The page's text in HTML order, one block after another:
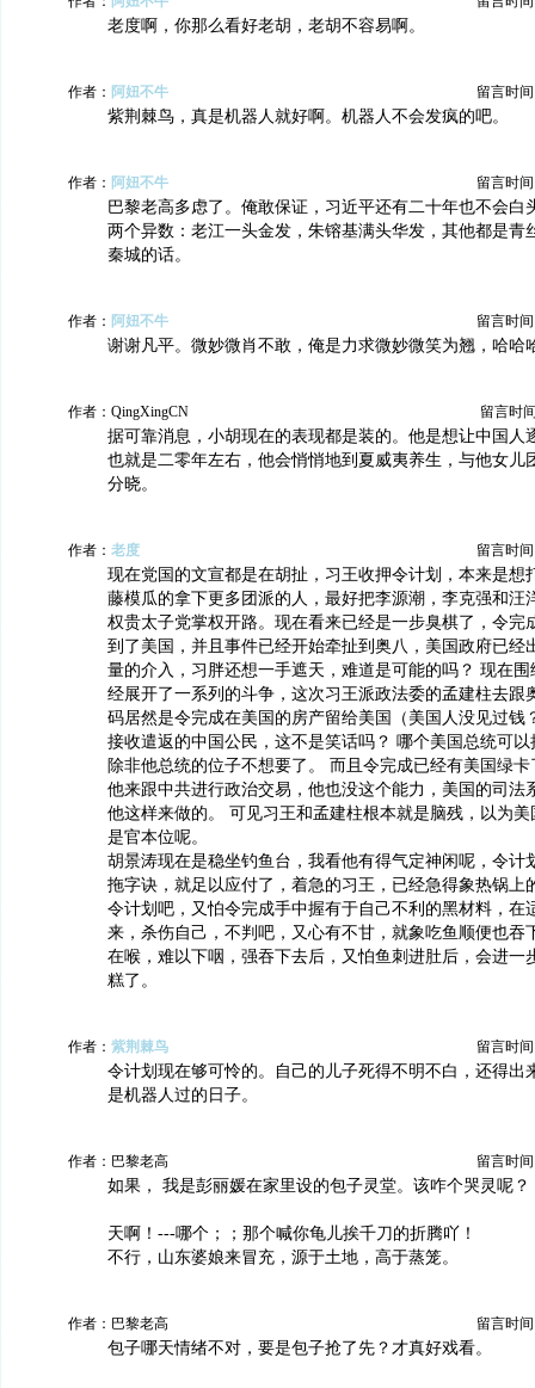
老度啊，你那么看好老胡，老胡不容易啊。
作者： 阿妞不牛 留言时间
紫荆棘鸟，真是机器人就好啊。机器人不会发疯的吧。
作者： 阿妞不牛 留言时间
巴黎老高多虑了。俺敢保证，习近平还有二十年也不会白
两个异数：老江一头金发，朱镕基满头华发，其他都是
秦城的话。
作者： 阿妞不牛 留言时间
谢谢凡平。微妙微肖不敢，俺是力求微妙微笑为翘，哈哈
作者：QingXingCN 留言时
据可靠消息，小胡现在的表现都是装的。他是想让中国人
也就是二零年左右，他会悄悄地到夏威夷养生，与他女儿
分晓。
作者： 老度 留言时间
现在党国的文宣都是在胡扯，习王收押令计划，本来是想
藤模瓜的拿下更多团派的人，最好把李源潮，李克强和汪
权贵太子党掌权开路。现在看来已经是一步臭棋了，令完
到了美国，并且事件已经开始牵扯到奥八，美国政府已经
量的介入，习胖还想一手遮天，难道是可能的吗？ 现在
经展开了一系列的斗争，这次习王派政法委的孟建柱去跟
码居然是令完成在美国的房产留给美国（美国人没见过钱
接收遣返的中国公民，这不是笑话吗？ 哪个美国总统可
除非他总统的位子不想要了。 而且令完成已经有美国绿
他来跟中共进行政治交易，他也没这个能力，美国的司法
他这样来做的。 可见习王和孟建柱根本就是脑残，以为
是官本位呢。
胡景涛现在是稳坐钓鱼台，我看他有得气定神闲呢，令计
拖字诀，就足以应付了，着急的习王，已经急得象热锅上
令计划吧，又怕令完成手中握有于自己不利的黑材料，在
来，杀伤自己，不判吧，又心有不甘，就象吃鱼顺便也吞
在喉，难以下咽，强吞下去后，又怕鱼刺进肚后，会进一
糕了。
作者： 紫荆棘鸟 留言时间
令计划现在够可怜的。自己的儿子死得不明不白，还得出
是机器人过的日子。
作者：巴黎老高 留言时间
如果， 我是彭丽媛在家里设的包子灵堂。该咋个哭灵呢？
天啊！---哪个；；那个喊你龟儿挨千刀的折腾吖！
不行，山东婆娘来冒充，源于土地，高于蒸笼。
作者：巴黎老高 留言时间
包子哪天情绪不对，要是包子抢了先？才真好戏看。